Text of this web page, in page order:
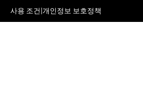
사용 조건|개인정보 보호정책